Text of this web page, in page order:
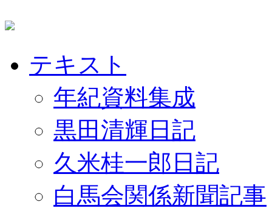
テキスト
年紀資料集成
黒田清輝日記
久米桂一郎日記
白馬会関係新聞記事